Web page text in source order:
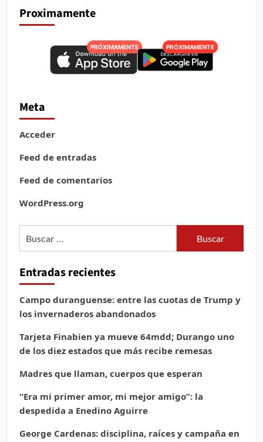
Proximamente
PRÓXIMAMENTE PRÓXIMAMENTE
Meta
Acceder
Feed de entradas
Feed de comentarios
WordPress.org
Entradas recientes
Campo duranguense: entre las cuotas de Trump y
los invernaderos abandonados
Tarjeta Finabien ya mueve 64mdd; Durango uno
de los diez estados que más recibe remesas
Madres que llaman, cuerpos que esperan
“Era mi primer amor, mi mejor amigo”: la
despedida a Enedino Aguirre
George Cardenas: disciplina, raíces y campaña en